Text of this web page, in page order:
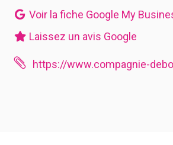
Voir la fiche Google My
Laissez un avis Google
 https://www.compagnie-